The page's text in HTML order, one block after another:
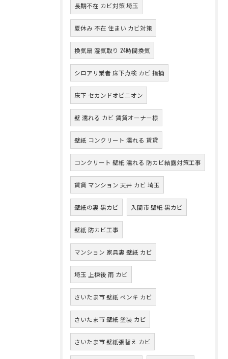
長期不在 カビ対策 埼玉
夏休み 不在 住まい カビ対策
換気扇 湿気取り 24時間換気
シロアリ業者 床下点検 カビ 指摘
床下 セカンドオピニオン
壁 濡れる カビ 賃貸オーナー様
壁紙 コンクリート 濡れる 賃貸
コンクリート 壁紙 濡れる 防カビ結露対策工事
賃貸 マンション 天井 カビ 埼玉
壁紙の裏 黒カビ 入間市 壁紙 黒カビ
壁紙 防カビ工事
マンション 家具裏 壁紙 カビ
埼玉 上棟後 雨 カビ
さいたま市 壁紙 ペンキ カビ
さいたま市 壁紙 塗装 カビ
さいたま市 壁紙張替え カビ